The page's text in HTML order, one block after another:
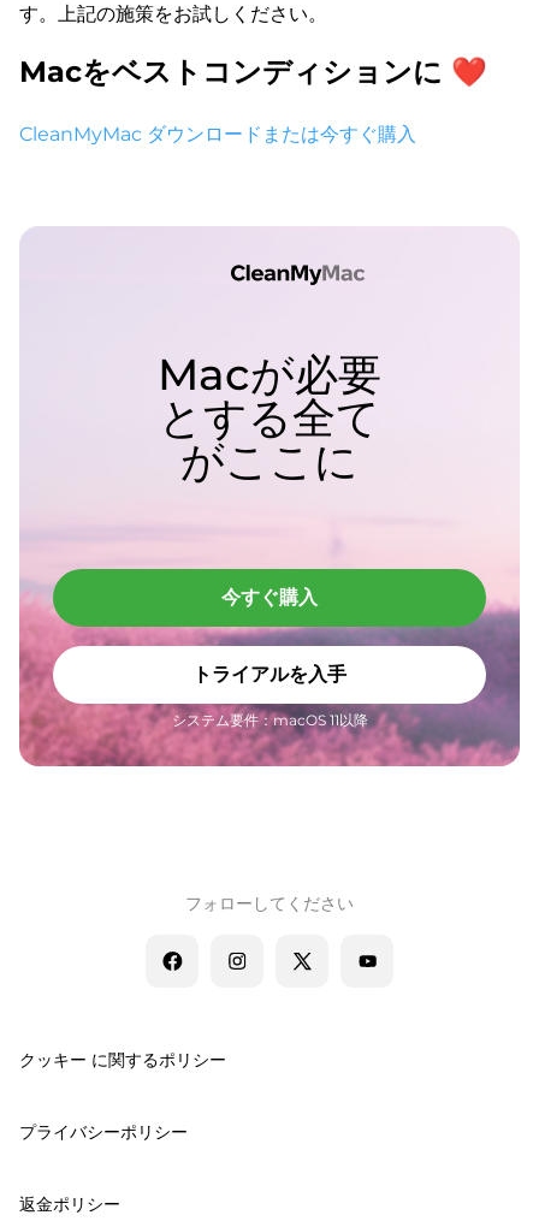
す。上記の施策をお試しください。
Macをベストコンディションに ❤
CleanMyMac ダウンロード または今すぐ購入
Macが必要
とする全て
がここに
今すぐ購入
トライアルを入手
システム要件：macOS 11以降
クッキー に関するポリシー
プライバシーポリシー
返金ポリシー
フォローしてください